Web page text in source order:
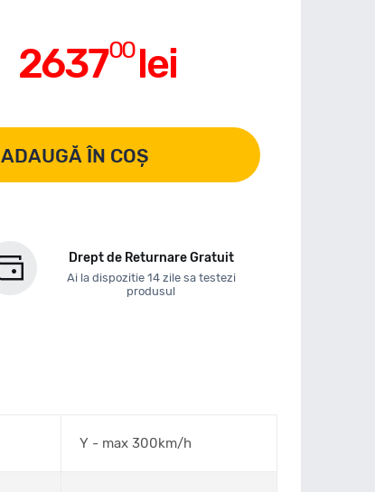
263700lei
ADAUGĂ ÎN COȘ
Drept de Returnare Gratuit
Ai la dispozitie 14 zile sa testezi
produsul
Y - max 300km/h